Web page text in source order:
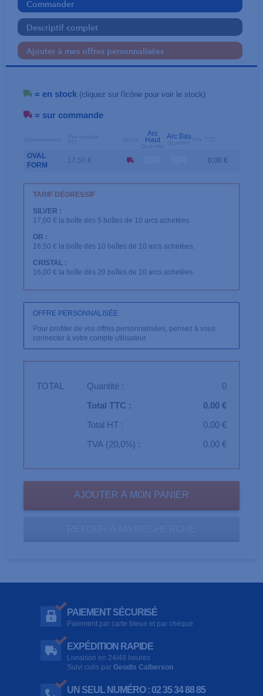
Commander
Descriptif complet
Ajouter à mes offres personnalisées
= en stock (cliquez sur l'icône pour voir le stock)
= sur commande
Arc
Haut Arc Bas
OVAL
FORM
17.50 € 0.00 €
TARIF DÉGRESSIF
SILVER :
17,00 € la boîte dès 5 boîtes de 10 arcs achetées.
OR :
16.50 € la boîte dès 10 boîtes de 10 arcs achetées.
CRISTAL :
16,00 € la boîte dès 20 boîtes de 10 arcs achetées.
OFFRE PERSONNALISÉE
Pour profiter de vos offres personnalisées, pensez à vous
connecter à votre compte utilisateur.
TOTAL Quantité :
0
Total TTC :
0.00 €
Total HT :
0.00 €
TVA (20,0%) :
0.00 €
PAIEMENT SÉCURISÉ
Paiement par carte bleue et par chèque
EXPÉDITION RAPIDE
Livraison en 24/48 heures
Suivi colis par Geodis Calberson
UN SEUL NUMÉRO : 02 35 34 88 85